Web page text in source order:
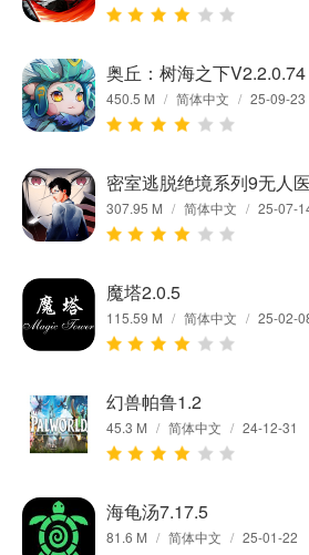
奥丘：树海之下V2.2.0.74
450.5 M / 简体中文 / 25-09-23
密室逃脱绝境系列9无人
307.95 M / 简体中文 / 25-07-
魔塔2.0.5
115.59 M / 简体中文 / 25-02-
幻兽帕鲁1.2
45.3 M / 简体中文 / 24-12-31
海龟汤7.17.5
81.6 M / 简体中文 / 25-01-22